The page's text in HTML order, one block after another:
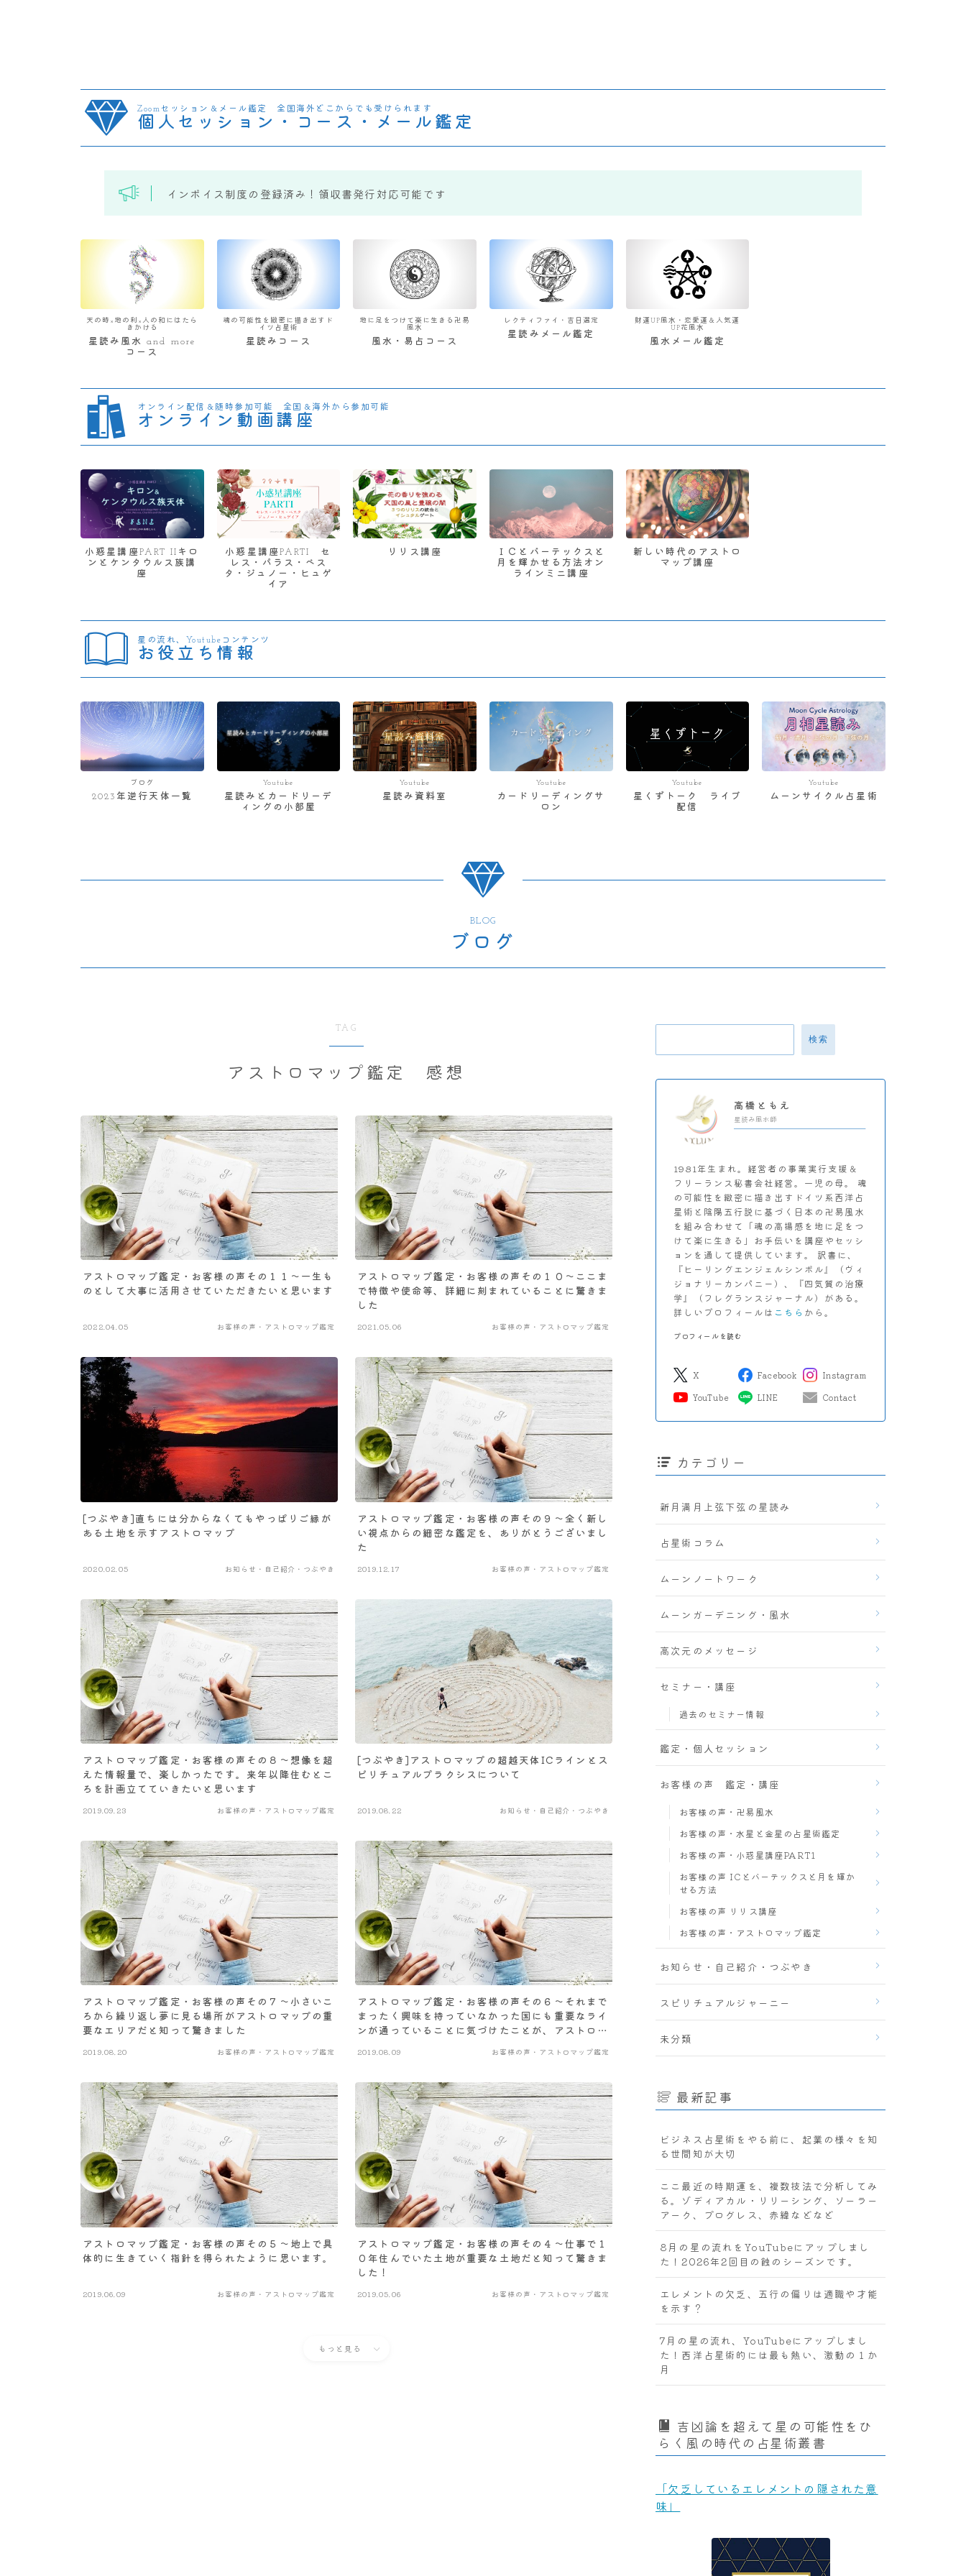
Zoomセッション＆メール鑑定 全国海外どこからでも受けられます
個人セッション・コース・メール鑑定
インボイス制度の登録済み！領収書発行対応可能です
天の時×地の利×人の和にはたら
きかける
星読み風水 and more
コース
魂の可能性を緻密に描き出すド
イツ占星術
星読みコース
地に足をつけて楽に生きる卍易
風水
風水・易占コース
レクティファイ・吉日選定
星読みメール鑑定
財運UP風水・恋愛運＆人気運
UP花風水
風水メール鑑定
オンライン配信＆随時参加可能 全国＆海外から参加可能
オンライン動画講座
小惑星講座PART IIキロ
ンとケンタウルス族講
座
小惑星講座PARTI セ
レス・パラス・ベス
タ・ジュノー・ヒュゲ
イア
リリス講座
ＩＣとバーテックスと
月を輝かせる方法オン
ラインミニ講座
新しい時代のアストロ
マップ講座
星の流れ、Youtubeコンテンツ
お役立ち情報
ブログ
2023年逆行天体一覧
Youtube
星読みとカードリーデ
ィングの小部屋
Youtube
星読み資料室
Youtube
カードリーディングサ
ロン
Youtube
星くずトーク ライブ
配信
Youtube
ムーンサイクル占星術
BLOG
ブログ
TAG
アストロマップ鑑定 感想
アストロマップ鑑定・お客様の声その１１～一生も
のとして大事に活用させていただきたいと思います
2022.04.05 お客様の声・アストロマップ鑑定
アストロマップ鑑定・お客様の声その１０～ここま
で特徴や使命等、詳細に刻まれていることに驚きま
した
2021.05.06 お客様の声・アストロマップ鑑定
[つぶやき]直ちには分からなくてもやっぱりご縁が
ある土地を示すアストロマップ
2020.02.05 お知らせ・自己紹介・つぶやき
アストロマップ鑑定・お客様の声その９～全く新し
い視点からの細密な鑑定を、ありがとうございまし
た
2019.12.17 お客様の声・アストロマップ鑑定
アストロマップ鑑定・お客様の声その８～想像を超
えた情報量で、楽しかったです。来年以降住むとこ
ろを計画立てていきたいと思います
2019.09.23 お客様の声・アストロマップ鑑定
[つぶやき]アストロマップの超越天体ICラインとス
ピリチュアルプラクシスについて
2019.08.22 お知らせ・自己紹介・つぶやき
アストロマップ鑑定・お客様の声その７～小さいこ
ろから繰り返し夢に見る場所がアストロマップの重
要なエリアだと知って驚きました
2019.08.20 お客様の声・アストロマップ鑑定
アストロマップ鑑定・お客様の声その６～それまで
まったく興味を持っていなかった国にも重要なライ
ンが通っていることに気づけたことが、アストロマ
2019.08.09 お客様の声・アストロマップ鑑定
アストロマップ鑑定・お客様の声その５～地上で具
体的に生きていく指針を得られたように思います。
2019.06.09 お客様の声・アストロマップ鑑定
アストロマップ鑑定・お客様の声その４～仕事で１
０年住んでいた土地が重要な土地だと知って驚きま
した！
2019.05.06 お客様の声・アストロマップ鑑定
もっと見る
検索
高橋ともえ
星読み風水師
1981年生まれ。経営者の事業実行支援＆
フリーランス秘書会社経営。一児の母。 魂
の可能性を緻密に描き出すドイツ系西洋占
星術と陰陽五行説に基づく日本の卍易風水
を組み合わせて「魂の高揚感を地に足をつ
けて楽に生きる」お手伝いを講座やセッシ
ョンを通して提供しています。 訳書に、
『ヒーリングエンジェルシンボル』（ヴィ
ジョナリーカンパニー）、『四気質の治療
学』（フレグランスジャーナル）がある。
詳しいプロフィールは こちら から。
プロフィールを読む
X Facebook
Instagram
YouTube
LINE Contact
カテゴリー
新月満月上弦下弦の星読み
占星術コラム
ムーンノートワーク
ムーンガーデニング・風水
高次元のメッセージ
セミナー・講座
過去のセミナー情報
鑑定・個人セッション
お客様の声 鑑定・講座
お客様の声・卍易風水
お客様の声・水星と金星の占星術鑑定
お客様の声・小惑星講座PART1
お客様の声 ICとバーテックスと月を輝か
せる方法
お客様の声 リリス講座
お客様の声・アストロマップ鑑定
お知らせ・自己紹介・つぶやき
スピリチュアルジャーニー
未分類
最新記事
ビジネス占星術をやる前に、起業の様々を知
る世間知が大切
ここ最近の時期運を、複数技法で分析してみ
る。ゾディアカル・リリーシング、ソーラー
アーク、プログレス、赤緯などなど
8月の星の流れをYouTubeにアップしまし
た！2026年2回目の蝕のシーズンです。
エレメントの欠乏、五行の偏りは適職や才能
を示す？
7月の星の流れ、YouTubeにアップしまし
た！西洋占星術的には最も熱い、激動の１か
月
吉凶論を超えて星の可能性をひ
らく風の時代の占星術叢書
「欠乏しているエレメントの隠された意
味」